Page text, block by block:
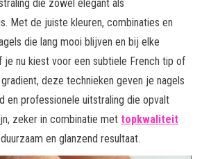
die zowel elegant als
Met de juiste kleuren, combinaties en
die lang mooi blijven en bij elke
je nu kiest voor een subtiele French tip of
deze technieken geven je nagels
en professionele uitstraling die opvalt
zeker in combinatie met topkwaliteit
en glanzend resultaat.